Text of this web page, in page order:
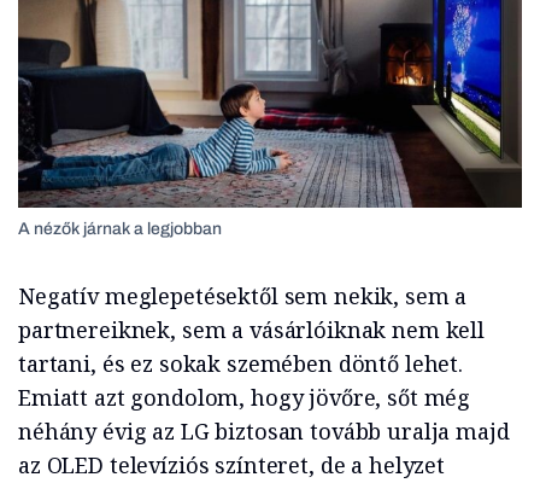
A nézők járnak a legjobban
Negatív meglepetésektől sem nekik, sem a
partnereiknek, sem a vásárlóiknak nem kell
tartani, és ez sokak szemében döntő lehet.
Emiatt azt gondolom, hogy jövőre, sőt még
néhány évig az LG biztosan tovább uralja majd
az OLED televíziós színteret, de a helyzet